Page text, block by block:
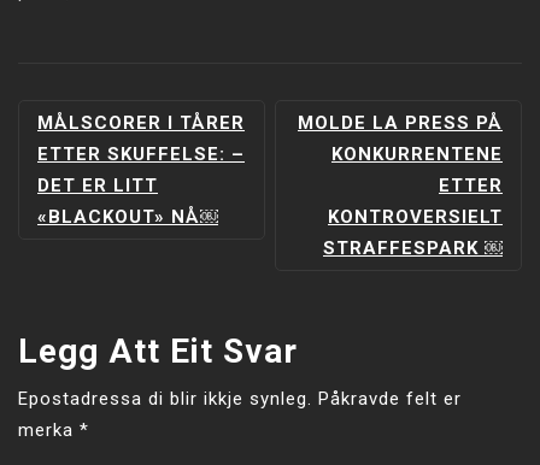
INNLEGGSNAVIGERING
MÅLSCORER I TÅRER
ETTER SKUFFELSE: –
DET ER LITT
«BLACKOUT» NÅ￼
MOLDE LA PRESS PÅ
KONKURRENTENE
ETTER
KONTROVERSIELT
STRAFFESPARK ￼
Legg Att Eit Svar
Epostadressa di blir ikkje synleg. Påkravde felt er
merka *